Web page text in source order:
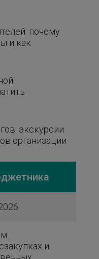
почему
и как
экскурсии
организации
и